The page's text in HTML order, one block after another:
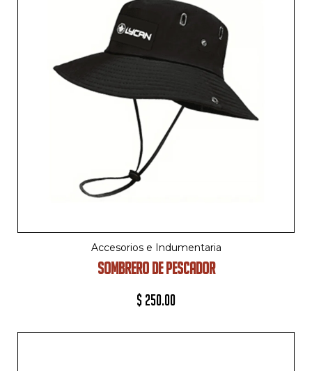
Accesorios e Indumentaria
SOMBRERO DE PESCADOR
$ 250.00